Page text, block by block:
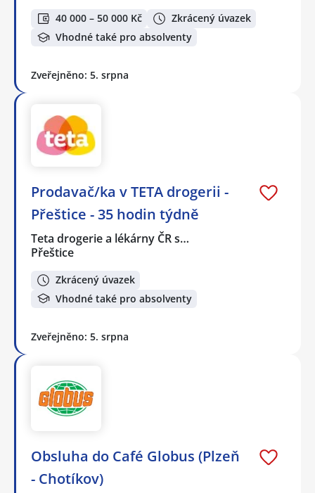
40 000 – 50 000 Kč
Zkrácený úvazek
Vhodné také pro absolventy
Zveřejněno: 5. srpna
Prodavač/ka v TETA drogerii -
Přeštice - 35 hodin týdně
Teta drogerie a lékárny ČR s…
Přeštice
Zkrácený úvazek
Vhodné také pro absolventy
Zveřejněno: 5. srpna
Obsluha do Café Globus (Plzeň
- Chotíkov)